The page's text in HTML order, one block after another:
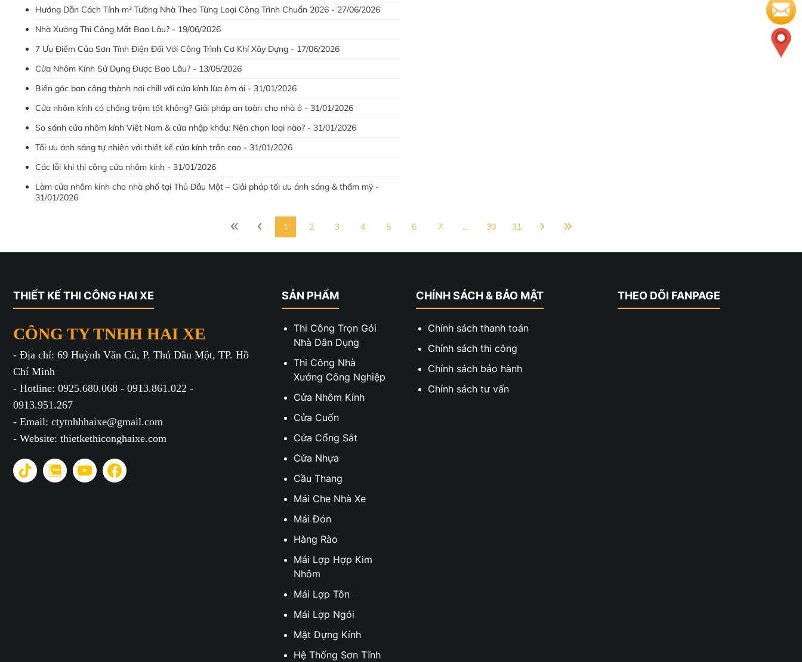
Hướng Dẫn Cách Tính m² Tường Nhà Theo Từng Loại Công Trình Chuẩn 2026 - 27/06/2026
Nhà Xưởng Thi Công Mất Bao Lâu? - 19/06/2026
7 Ưu Điểm Của Sơn Tĩnh Điện Đối Với Công Trình Cơ Khí Xây Dựng - 17/06/2026
Cửa Nhôm Kính Sử Dụng Được Bao Lâu? - 13/05/2026
Biến góc ban công thành nơi chill với cửa kính lùa êm ái - 31/01/2026
Cửa nhôm kính có chống trộm tốt không? Giải pháp an toàn cho nhà ở - 31/01/2026
So sánh cửa nhôm kính Việt Nam & cửa nhập khẩu: Nên chọn loại nào? - 31/01/2026
Tối ưu ánh sáng tự nhiên với thiết kế cửa kính trần cao - 31/01/2026
Các lỗi khi thi công cửa nhôm kính - 31/01/2026
Làm cửa nhôm kính cho nhà phố tại Thủ Dầu Một – Giải pháp tối ưu ánh sáng & thẩm mỹ -
31/01/2026
1 2 3 4 5 6 7 ... 30 31
THIẾT KẾ THI CÔNG HAI XE
CÔNG TY TNHH HAI XE
- Địa chỉ: 69 Huỳnh Văn Cù, P. Thủ Dầu Một, TP. Hồ
Chí Minh
- Hotline: 0925.680.068 - 0913.861.022 -
0913.951.267
- Email: ctytnhhhaixe@gmail.com
- Website: thietkethiconghaixe.com
SẢN PHẨM
Thi Công Trọn Gói
Nhà Dân Dụng
Thi Công Nhà
Xưởng Công Nghiệp
Cửa Nhôm Kính
Cửa Cuốn
Cửa Cổng Sắt
Cửa Nhựa
Cầu Thang
Mái Che Nhà Xe
Mái Đón
Hàng Rào
Mái Lợp Hợp Kim
Nhôm
Mái Lợp Tôn
Mái Lợp Ngói
Mặt Dựng Kính
Hệ Thống Sơn Tĩnh
CHÍNH SÁCH & BẢO MẬT
Chính sách thanh toán
Chính sách thi công
Chính sách bảo hành
Chính sách tư vấn
THEO DÕI FANPAGE